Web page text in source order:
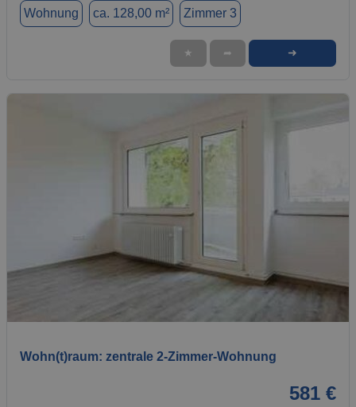
Wohnung ca. 128,00 m² Zimmer 3
★ ➦ ➜
Wohn(t)raum: zentrale 2-Zimmer-Wohnung
581 €